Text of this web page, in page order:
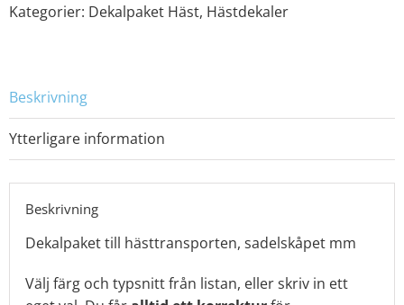
Kategorier: Dekalpaket Häst, Hästdekaler
Beskrivning
Ytterligare information
Beskrivning
Dekalpaket till hästtransporten, sadelskåpet mm
Välj färg och typsnitt från listan, eller skriv in ett